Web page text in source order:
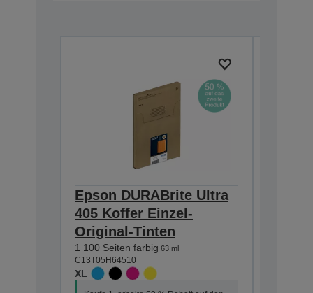
Epson DURABrite Ultra
405 Koffer Einzel-
Original-Tinten
1 100 Seiten farbig 63 ml
C13T05H64510
XL